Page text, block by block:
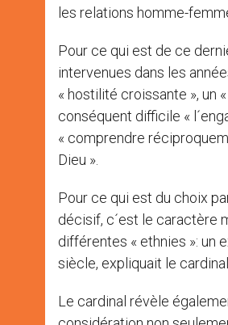
les relations homme-
Pour ce qui est de ce
intervenues dans les
« hostilité croissante », un
conséquent difficile «
« comprendre
Dieu ».
Pour ce qui est du choix
décisif, c´est le caractère
différentes « ethnies »: un
siècle, expliquait le
Le cardinal révèle